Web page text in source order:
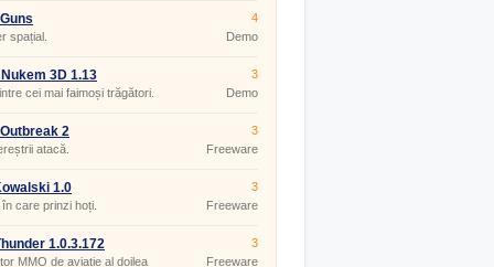
spațial.
4
Demo
3D 1.13
cei mai faimoși trăgători.
3
Demo
2
atacă.
3
Freeware
1.0
care prinzi hoți.
3
Freeware
1.0.3.172
MMO de aviație al doilea
3
Freeware